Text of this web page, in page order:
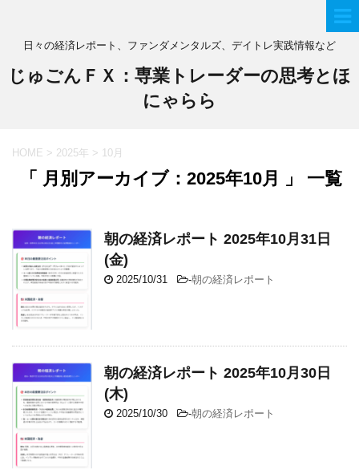
日々の経済レポート、ファンダメンタルズ、デイトレ実践情報など
じゅごんＦＸ：専業トレーダーの思考とほ
にゃらら
HOME > 2025年 > 10月
「 月別アーカイブ：2025年10月 」 一覧
朝の経済レポート 2025年10月31日
(金)
2025/10/31 -朝の経済レポート
朝の経済レポート 2025年10月30日
(木)
2025/10/30 -朝の経済レポート